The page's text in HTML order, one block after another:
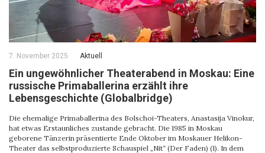
7. November 2025 Aktuell
Ein ungewöhnlicher Theaterabend in Moskau: Eine
russische Primaballerina erzählt ihre
Lebensgeschichte (Globalbridge)
Die ehemalige Primaballerina des Bolschoi-Theaters, Anastasija Vinokur,
hat etwas Erstaunliches zustande gebracht. Die 1985 in Moskau
geborene Tänzerin präsentierte Ende Oktober im Moskauer Helikon-
Theater das selbstproduzierte Schauspiel „Nit“ (Der Faden) (1). In dem